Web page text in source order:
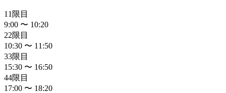
1 1限目
9:00 〜 10:20
22限目
10:30 〜 11:50
33限目
15:30 〜 16:50
44限目
17:00 〜 18:20